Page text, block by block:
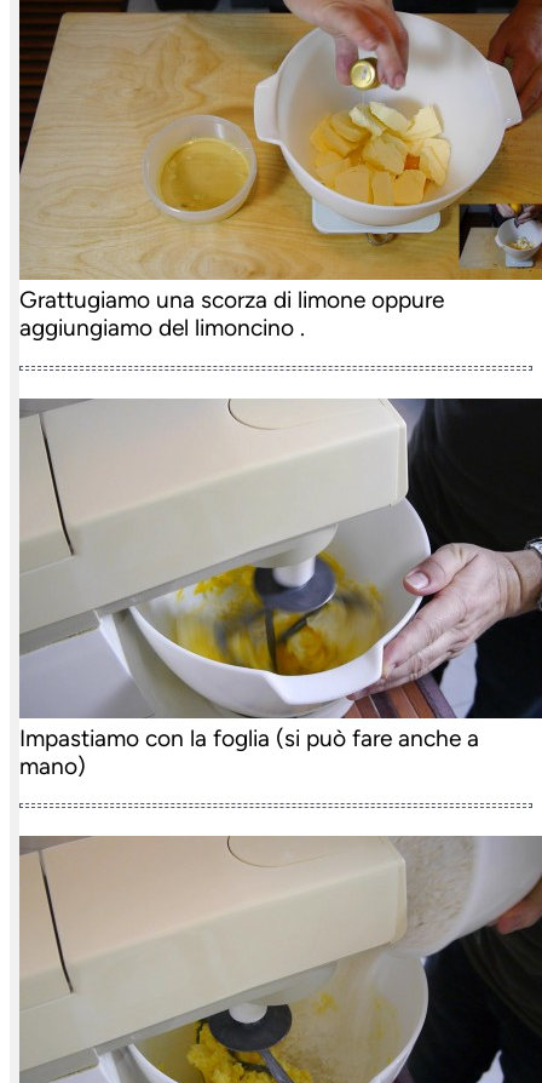
Grattugiamo una scorza di limone oppure
aggiungiamo del limoncino .
Impastiamo con la foglia (si può fare anche a
mano)